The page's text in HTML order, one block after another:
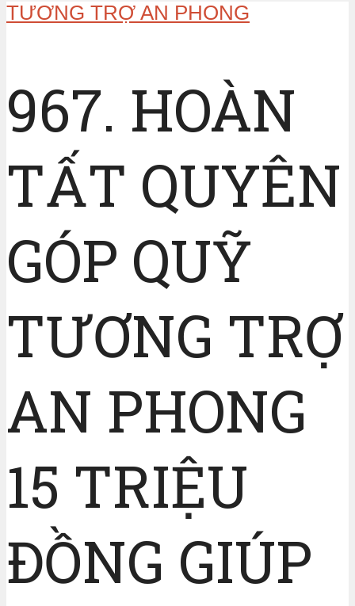
TƯƠNG TRỢ AN PHONG
967. HOÀN
TẤT QUYÊN
GÓP QUỸ
TƯƠNG TRỢ
AN PHONG
15 TRIỆU
ĐỒNG GIÚP